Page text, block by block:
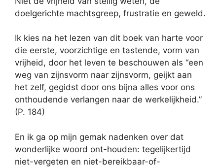
doelgerichte machtsgreep, frustratie en geweld.
Ik kies na het lezen van dit boek van harte voor
die eerste, voorzichtige en tastende, vorm van
vrijheid, door het leven te beschouwen als “een
weg van zijnsvorm naar zijnsvorm, geijkt aan
het zelf, gegidst door ons bijna alles voor ons
onthoudende verlangen naar de werkelijkheid.”
(P. 184)
En ik ga op mijn gemak nadenken over dat
wonderlijke woord ont-houden: tegelijkertijd
niet-vergeten en niet-bereikbaar-of-